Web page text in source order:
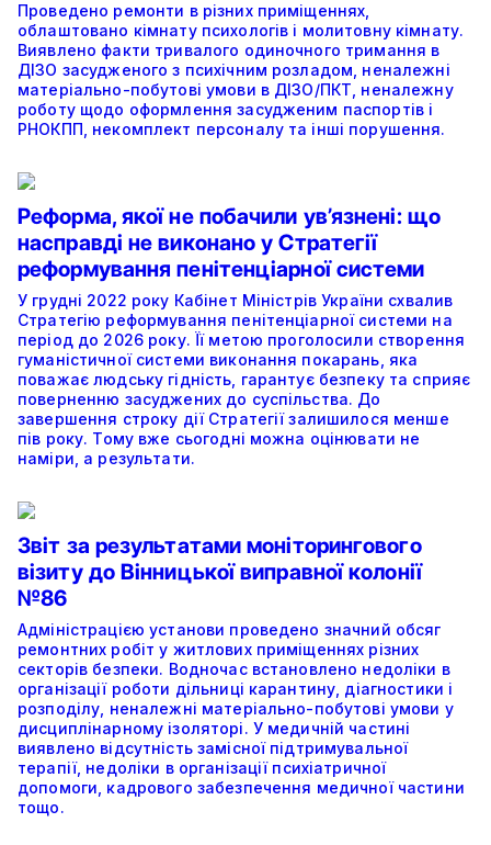
Проведено ремонти в різних приміщеннях,
облаштовано кімнату психологів і молитовну кімнату.
Виявлено факти тривалого одиночного тримання в
ДІЗО засудженого з психічним розладом, неналежні
матеріально-побутові умови в ДІЗО/ПКТ, неналежну
роботу щодо оформлення засудженим паспортів і
РНОКПП, некомплект персоналу та інші порушення.
Реформа, якої не побачили ув’язнені: що
насправді не виконано у Стратегії
реформування пенітенціарної системи
У грудні 2022 року Кабінет Міністрів України схвалив
Стратегію реформування пенітенціарної системи на
період до 2026 року. Її метою проголосили створення
гуманістичної системи виконання покарань, яка
поважає людську гідність, гарантує безпеку та сприяє
поверненню засуджених до суспільства. До
завершення строку дії Стратегії залишилося менше
пів року. Тому вже сьогодні можна оцінювати не
наміри, а результати.
Звіт за результатами моніторингового
візиту до Вінницької виправної колонії
№86
Адміністрацією установи проведено значний обсяг
ремонтних робіт у житлових приміщеннях різних
секторів безпеки. Водночас встановлено недоліки в
організації роботи дільниці карантину, діагностики і
розподілу, неналежні матеріально-побутові умови у
дисциплінарному ізоляторі. У медичній частині
виявлено відсутність замісної підтримувальної
терапії, недоліки в організації психіатричної
допомоги, кадрового забезпечення медичної частини
тощо.